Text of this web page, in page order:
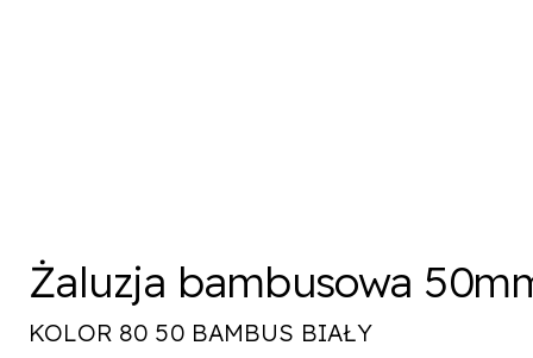
Żaluzja bambusowa
KOLOR 80 50 BAMBUS BIAŁY